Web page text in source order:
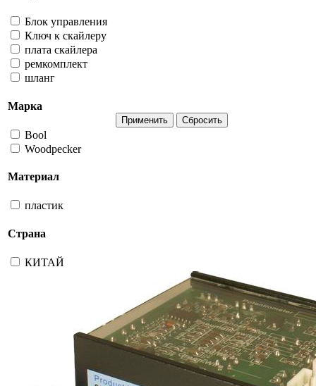
Блок управления
Ключ к скайлеру
плата скайлера
ремкомплект
шланг
Марка
Bool
Woodpecker
Материал
пластик
Страна
КИТАЙ